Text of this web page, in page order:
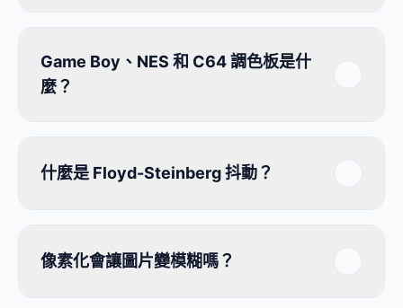
Game Boy、NES 和 C64 調色板是什
麼？
什麼是 Floyd-Steinberg 抖動？
像素化會讓圖片變模糊嗎？